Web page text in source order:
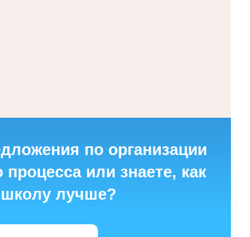
по организации
процесса или знаете, как
лучше?